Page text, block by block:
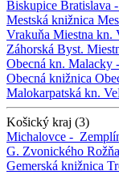
Biskupice Bratislava -
Mestská knižnica
Vrakuňa Miestna kn.
Záhorská Byst.
Obecná kn. Malacky -
Obecná knižnica
Malokarpatská kn.
Košický kraj (3)
Michalovce -
G. Zvonického
Gemerská knižnica